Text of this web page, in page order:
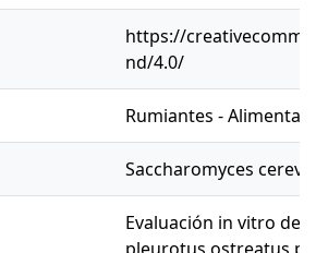
https://
nd/4.0/
Rumiantes -
Saccharomyces
Evaluación in vitro de